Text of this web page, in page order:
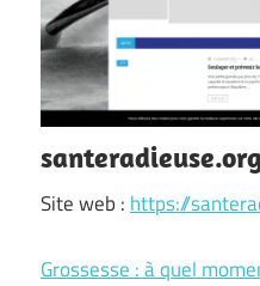
Site web : https://
Grossesse : à quel